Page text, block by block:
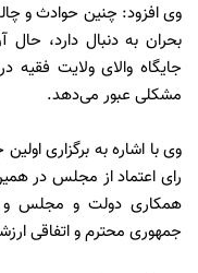
وی افزود: چنین حوادث و
بحران به دنبال دارد،
جایگاه والای ولایت
مشکلی عبور می‌دهد.
وی با اشاره به برگزاری
رای اعتماد از مجلس در
همکاری دولت و مجلس و
جمهوری محترم و اتفاقی